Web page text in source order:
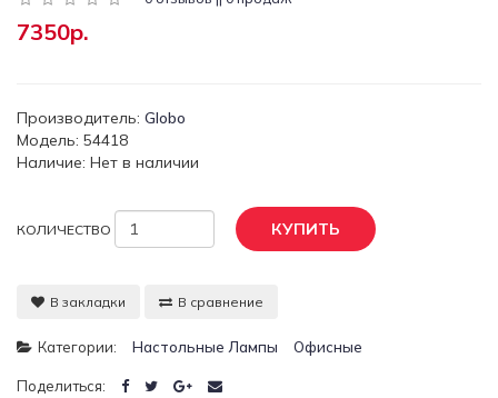
7350р.
Производитель: Globo
Модель: 54418
Наличие: Нет в наличии
КОЛИЧЕСТВО КУПИТЬ
В закладки В сравнение
Категории: Настольные Лампы Офисные
Поделиться: